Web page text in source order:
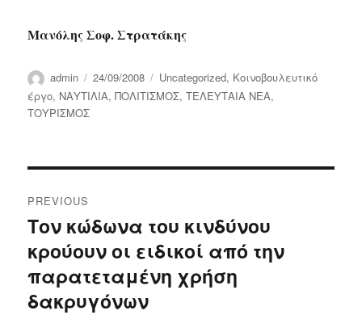
Μανόλης Σοφ. Στρατάκης
Author
admin
Posted
on
24/09/2008 Categories
Uncategorized, Κοινοβουλευτικό
έργο, ΝΑΥΤΙΛΙΑ,ΠΟΛΙΤΙΣΜΟΣ,ΤΕΛΕΥΤΑΙΑ ΝΕΑ,
ΤΟΥΡΙΣΜΟΣ
navigation
PREVIOUS
Previous
post:
Τον κώδωνα του κινδύνου
κρούουν οι ειδικοί από την
παρατεταμένη χρήση
δακρυγόνων